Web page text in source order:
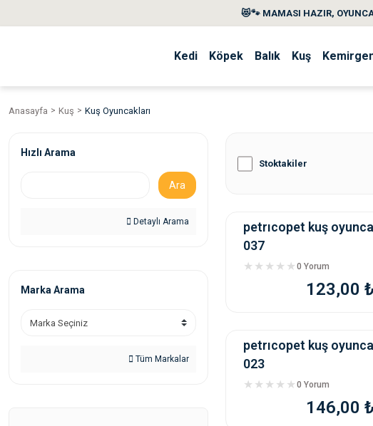
😻🐾 MAMASI HAZIR,
Kedi Köpek Balık Kuş
Anasayfa Kuş Kuş Oyuncakları
Hızlı Arama
Ara
Detaylı Arama
Marka Arama
Tüm Markalar
Stoktakiler
petrıcopet kuş
037
0 Yorum
123,00 ₺
petrıcopet kuş
023
0 Yorum
146,00 ₺